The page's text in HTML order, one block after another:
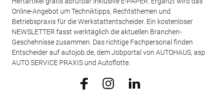
Online-Angebot um Techniktipps, Rechtsthemen und
Betriebspraxis für die Werkstattentscheider. Ein kostenloser
NEWSLETTER fasst werktäglich die aktuellen Branchen-
Geschehnisse zusammen. Das richtige Fachpersonal finden
Entscheider auf autojob.de, dem Jobportal von AUTOHAUS, asp
AUTO SERVICE PRAXIS und Autoflotte.